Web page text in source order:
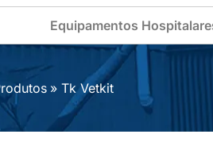
Equipamentos
Tk Vetkit